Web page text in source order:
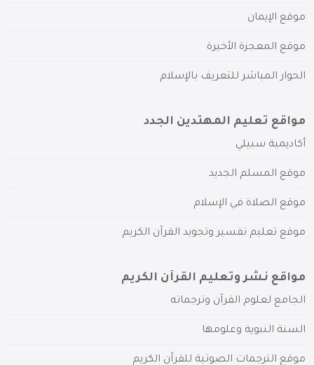
موقع الإيمان
موقع المعجزة الأخيرة
الحوار المباشر للتعريف بالإسلام
مواقع تعليم المهتدين الجدد
أكاديمية سبيلي
موقع المسلم الجديد
موقع الصلاة في الإسلام
موقع تعليم تفسير وتجويد القرآن الكريم
مواقع نشر وتعليم القرآن الكريم
الجامع لعلوم القرآن وترجماته
السنة النبوية وعلومها
موقع الترجمات الصوتية للقرآن الكريم